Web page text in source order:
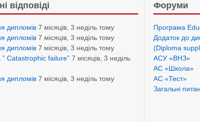
відповіді
дипломів 7 місяців, 3 неділь тому
дипломів 7 місяців, 3 неділь тому
дипломів 7 місяців, 3 неділь тому
” Catastrophic failure” 7 місяців, 3 неділь
дипломів 7 місяців, 3 неділь тому
Форуми
Програма
Додаток до
(Diploma
АСУ «ВНЗ»
АС «Школа»
АС «Тест»
Загальні